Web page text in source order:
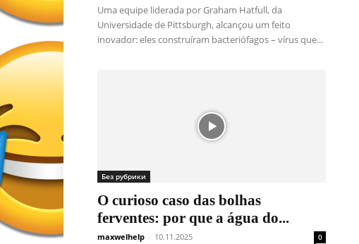
Uma equipe liderada por Graham Hatfull, da
Universidade de Pittsburgh, alcançou um feito
inovador: eles construíram bacteriófagos – vírus que...
Без рубрики
O curioso caso das bolhas
ferventes: por que a água do...
maxwelhelp - 10.11.2025 0